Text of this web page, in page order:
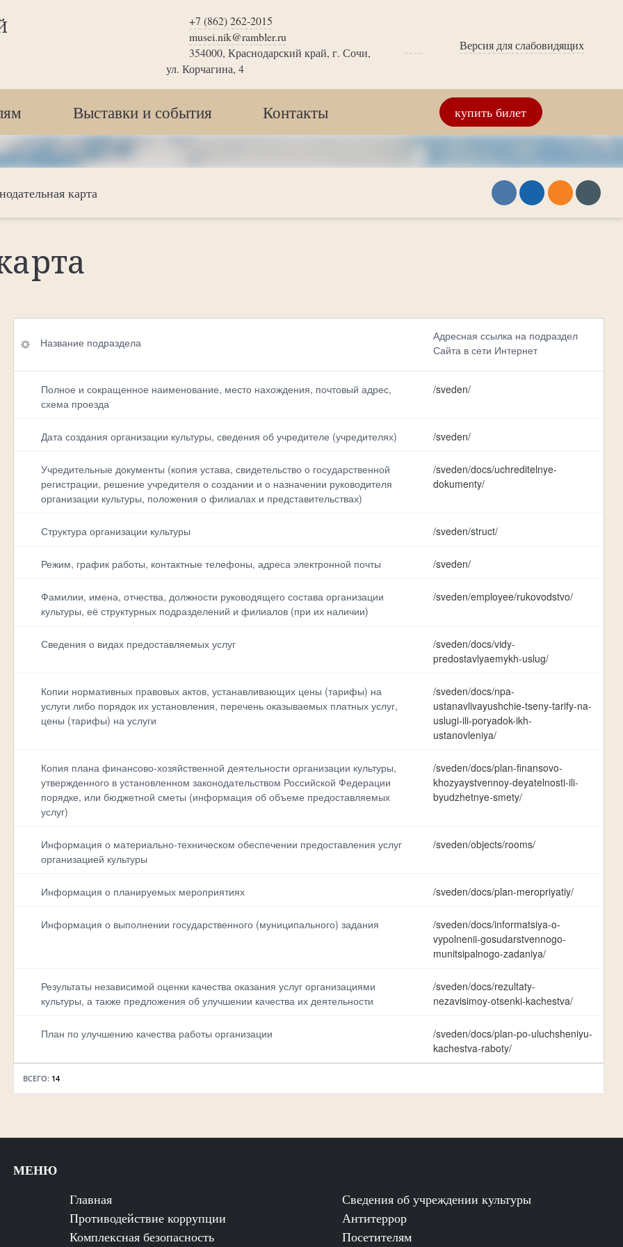
+7 (862) 262-2015
musei.nik@rambler.ru
354000, Краснодарский край, г. Сочи,
ул. Корчагина, 4
Версия для слабовидящих
Выставки и события Контакты купить билет
карта
подраздела
Адресная ссылка
на
подраздел<br>Сай
По умолчанию Выбрать все
Название подраздела
Адресная ссылка на подраздел
Сайта в сети Интернет
Полное и сокращенное наименование, место нахождения, почтовый адрес,
схема проезда
/sveden/
Дата создания организации культуры, сведения об учредителе (учредителях) /sveden/
Учредительные документы (копия устава, свидетельство о государственной
регистрации, решение учредителя о создании и о назначении руководителя
организации культуры, положения о филиалах и представительствах)
/sveden/docs/uchreditelnye-
dokumenty/
Структура организации культуры /sveden/struct/
Режим, график работы, контактные телефоны, адреса электронной почты /sveden/
Фамилии, имена, отчества, должности руководящего состава организации
культуры, её структурных подразделений и филиалов (при их наличии)
/sveden/employee/rukovodstvo/
Сведения о видах предоставляемых услуг
/sveden/docs/vidy-
predostavlyaemykh-uslug/
Копии нормативных правовых актов, устанавливающих цены (тарифы) на
услуги либо порядок их установления, перечень оказываемых платных услуг,
цены (тарифы) на услуги
/sveden/docs/npa-
ustanavlivayushchie-tseny-tarify-na-
uslugi-ili-poryadok-ikh-
ustanovleniya/
Копия плана финансово-хозяйственной деятельности организации культуры,
утвержденного в установленном законодательством Российской Федерации
порядке, или бюджетной сметы (информация об объеме предоставляемых
услуг)
/sveden/docs/plan-finansovo-
khozyaystvennoy-deyatelnosti-ili-
byudzhetnye-smety/
Информация о материально-техническом обеспечении предоставления услуг
организацией культуры
/sveden/objects/rooms/
Информация о планируемых мероприятиях /sveden/docs/plan-meropriyatiy/
Информация о выполнении государственного (муниципального) задания
/sveden/docs/informatsiya-o-
vypolnenii-gosudarstvennogo-
munitsipalnogo-zadaniya/
Результаты независимой оценки качества оказания услуг организациями
культуры, а также предложения об улучшении качества их деятельности
/sveden/docs/rezultaty-
nezavisimoy-otsenki-kachestva/
План по улучшению качества работы организации
/sveden/docs/plan-po-uluchsheniyu-
kachestva-raboty/
ВСЕГО: 14
МЕНЮ
Главная
Сведения об учреждении культуры
Противодействие коррупции
Антитеррор
Комплексная безопасность
Посетителям